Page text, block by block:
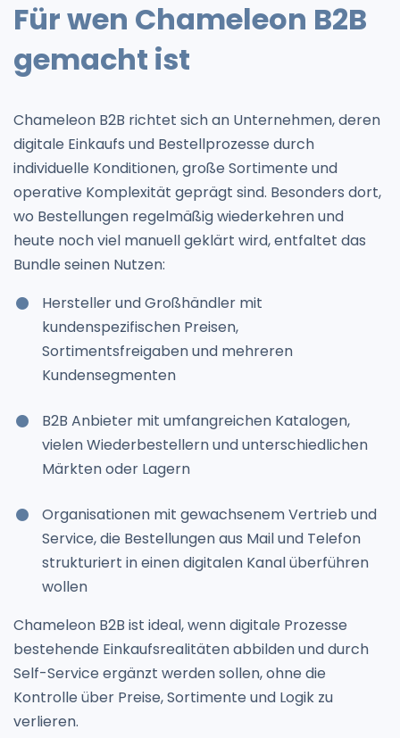
Für wen Chameleon B2B
gemacht ist
Chameleon B2B richtet sich an Unternehmen, deren
digitale Einkaufs und Bestellprozesse durch
individuelle Konditionen, große Sortimente und
operative Komplexität geprägt sind. Besonders dort,
wo Bestellungen regelmäßig wiederkehren und
heute noch viel manuell geklärt wird, entfaltet das
Bundle seinen Nutzen:
Hersteller und Großhändler mit
kundenspezifischen Preisen,
Sortimentsfreigaben und mehreren
Kundensegmenten
B2B Anbieter mit umfangreichen Katalogen,
vielen Wiederbestellern und unterschiedlichen
Märkten oder Lagern
Organisationen mit gewachsenem Vertrieb und
Service, die Bestellungen aus Mail und Telefon
strukturiert in einen digitalen Kanal überführen
wollen
Chameleon B2B ist ideal, wenn digitale Prozesse
bestehende Einkaufsrealitäten abbilden und durch
Self-Service ergänzt werden sollen, ohne die
Kontrolle über Preise, Sortimente und Logik zu
verlieren.